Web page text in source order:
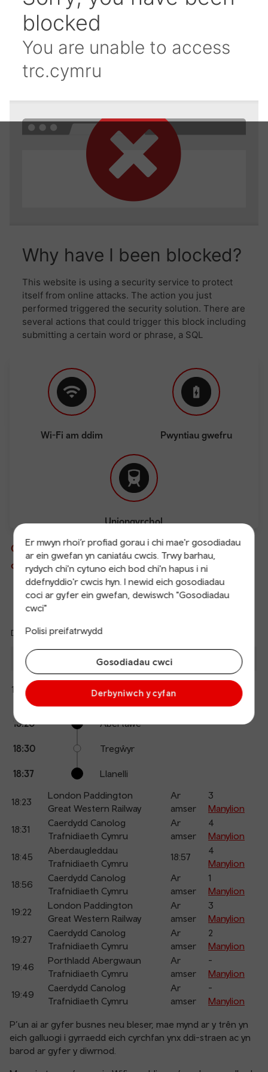
Er mwyn rhoi’r profiad gorau i chi mae'r gosodiadau
ar ein gwefan yn caniatáu cwcis. Trwy barhau,
rydych chi'n cytuno eich bod chi'n hapus i ni
ddefnyddio'r cwcis hyn. I newid eich gosodiadau
coci ar gyfer ein gwefan, dewiswch "Gosodiadau
cwci"
Polisi preifatrwydd
Gosodiadau cwci
Derbyniwch y cyfan
Wi-Fi am ddim Pwyntiau gwefru
Uniongyrchol
Gwybodaeth fyw am drenau sy’n gadael ac yn
cyrraedd
Trenau’n Gadael Cyrraedd
Diweddaredig: 08/08/2026 17:59:31
Gadael
Disgwyl
Cyrraedd
Platfform
18:20
Llanelli
Trafnidiaeth Cymru
Ar
amser
1
Cuddio
manylion
Calling
points
Arrival
18:20 Abertawe
18:30 Tregŵyr
18:37 Llanelli
18:23
London Paddington
Great Western Railway
Ar
amser
3
Manylion
18:31
Caerdydd Canolog
Trafnidiaeth Cymru
Ar
amser
4
Manylion
18:45
Aberdaugleddau
Trafnidiaeth Cymru
18:57
4
Manylion
18:56
Caerdydd Canolog
Trafnidiaeth Cymru
Ar
amser
1
Manylion
19:22
London Paddington
Great Western Railway
Ar
amser
3
Manylion
19:27
Caerdydd Canolog
Trafnidiaeth Cymru
Ar
amser
2
Manylion
19:46
Porthladd Abergwaun
Trafnidiaeth Cymru
Ar
amser
-
Manylion
19:49
Caerdydd Canolog
Trafnidiaeth Cymru
Ar
amser
-
Manylion
P’un ai ar gyfer busnes neu bleser, mae mynd ar y trên yn
eich galluogi i gyrraedd eich cyrchfan ynx ddi-straen ac yn
barod ar gyfer y diwrnod.